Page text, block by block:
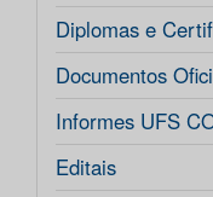
Diplomas e
Documentos
Informes UFS
Editais